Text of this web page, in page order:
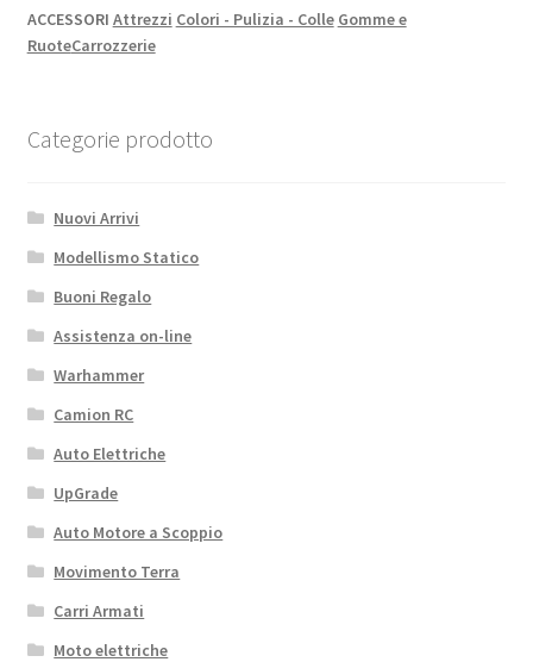
ACCESSORI Attrezzi Colori - Pulizia - Colle Gomme e
RuoteCarrozzerie
Categorie prodotto
Nuovi Arrivi
Modellismo Statico
Buoni Regalo
Assistenza on-line
Warhammer
Camion RC
Auto Elettriche
UpGrade
Auto Motore a Scoppio
Movimento Terra
Carri Armati
Moto elettriche